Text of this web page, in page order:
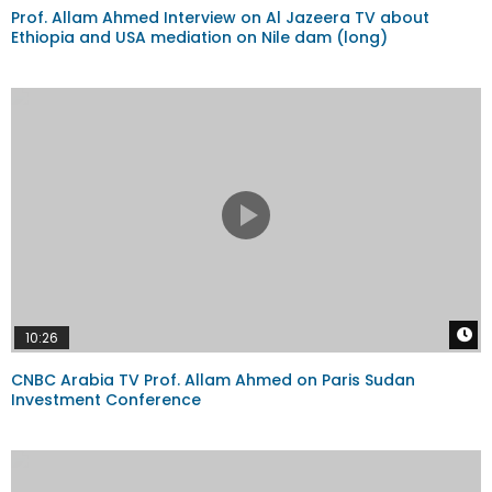
Prof. Allam Ahmed Interview on Al Jazeera TV about
Ethiopia and USA mediation on Nile dam (long)
10:26
CNBC Arabia TV Prof. Allam Ahmed on Paris Sudan
Investment Conference